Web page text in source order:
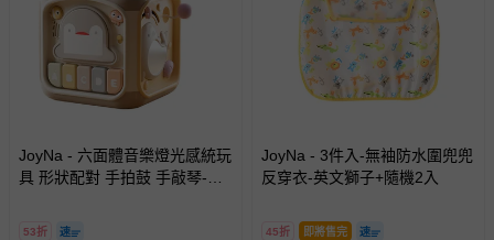
JoyNa - 六面體音樂燈光感統玩
具 形狀配對 手拍鼓 手敲琴-企
53折
JoyNa - 3件入-無袖防水圍兜兜
反穿衣-英文獅子+隨機2入
45折 即將售完